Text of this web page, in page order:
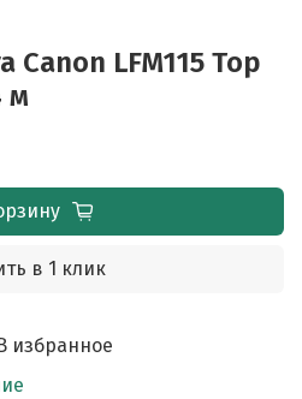
Canon LFM115 Top
м
избранное
в 1 клик